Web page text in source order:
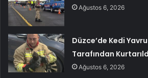
Ağustos 6, 2026
Düzce’de Kedi
Tarafından
Ağustos 6, 2026